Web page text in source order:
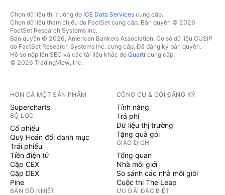
Chọn dữ liệu thị trường do ICE Data Services cung cấp.
Chọn dữ liệu tham chiếu do FactSet cung cấp. Bản quyền © 2026
FactSet Research Systems Inc.
Bản quyền © 2026, American Bankers Association. Cơ sở dữ liệu CUSIP
do FactSet Research Systems Inc. cung cấp. Đã đăng ký bản quyền.
Hồ sơ nộp lên SEC và các tài liệu khác do Quartrcung cấp.
© 2026 TradingView, Inc.
HƠN CẢ MỘT SẢN PHẨM
Supercharts
BỘ LỌC
Cổ phiếu
Quỹ Hoán đổi danh mục
Trái phiếu
Tiền điện tử
Cặp CEX
Cặp DEX
Pine
BẢN ĐỒ NHIỆT
CÔNG CỤ & GÓI ĐĂNG KÝ
Tính năng
Trả phí
Dữ liệu thị trường
Tặng quà gói
GIAO DỊCH
Tổng quan
Nhà môi giới
So sánh các nhà môi giới
Cuộc thi The Leap
ƯU ĐÃI ĐẶC BIỆT